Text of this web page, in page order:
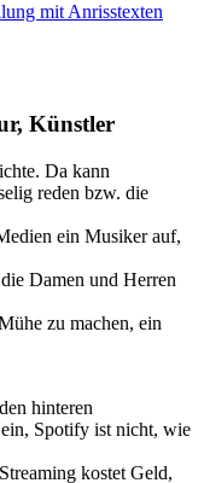
mit Anrisstexten
Künstler
Da kann
reden bzw. die
ein Musiker auf,
Damen und Herren
zu machen, ein
hinteren
Spotify ist nicht, wie
kostet Geld,